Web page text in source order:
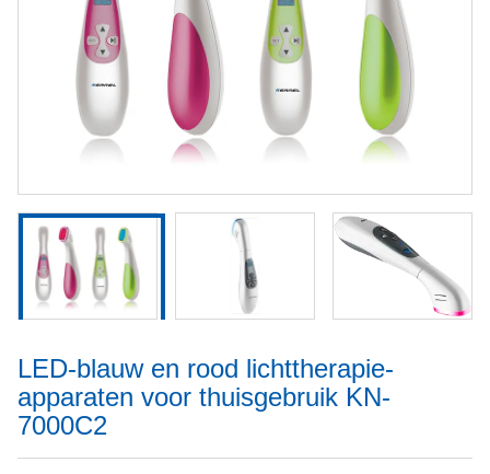
LED-blauw en rood lichttherapie-
apparaten voor thuisgebruik KN-
7000C2